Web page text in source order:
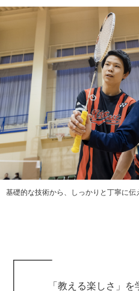
基礎的な技術から、しっかりと丁寧に伝
「教える楽しさ」